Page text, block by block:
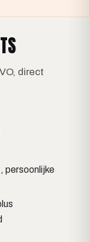
direct
persoonlijke